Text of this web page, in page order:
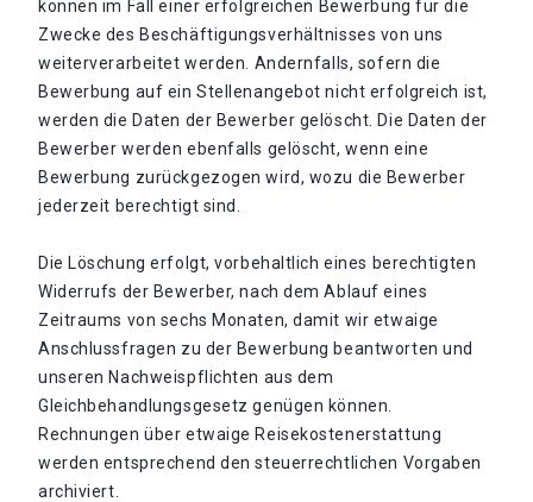
können im Fall einer erfolgreichen Bewerbung für die
Zwecke des Beschäftigungsverhältnisses von uns
weiterverarbeitet werden. Andernfalls, sofern die
Bewerbung auf ein Stellenangebot nicht erfolgreich ist,
werden die Daten der Bewerber gelöscht. Die Daten der
Bewerber werden ebenfalls gelöscht, wenn eine
Bewerbung zurückgezogen wird, wozu die Bewerber
jederzeit berechtigt sind.
Die Löschung erfolgt, vorbehaltlich eines berechtigten
Widerrufs der Bewerber, nach dem Ablauf eines
Zeitraums von sechs Monaten, damit wir etwaige
Anschlussfragen zu der Bewerbung beantworten und
unseren Nachweispflichten aus dem
Gleichbehandlungsgesetz genügen können.
Rechnungen über etwaige Reisekostenerstattung
werden entsprechend den steuerrechtlichen Vorgaben
archiviert.